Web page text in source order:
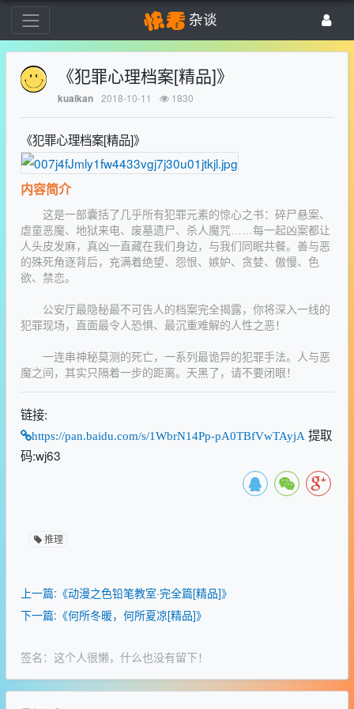
杂谈
《犯罪心理档案[精品]》
kuaikan 2018-10-11 1830
《犯罪心理档案[精品]》
内容简介
这是一部囊括了几乎所有犯罪元素的惊心之书：碎尸悬案、
虐童恶魔、地狱来电、废墓遗尸、杀人魔咒……每一起凶案都让
人头皮发麻，真凶一直藏在我们身边，与我们同眠共餐。善与恶
的殊死角逐背后，充满着绝望、怨恨、嫉妒、贪婪、傲慢、色
欲、禁恋。
公安厅最隐秘最不可告人的档案完全揭露，你将深入一线的
犯罪现场，直面最令人恐惧、最沉重难解的人性之恶！
一连串神秘莫测的死亡，一系列最诡异的犯罪手法。人与恶
魔之间，其实只隔着一步的距离。天黑了，请不要闭眼！
链接:
https://pan.baidu.com/s/1WbrN14Pp-pA0TBfVwTAyjA 提取
码:wj63
推理
上一篇:《动漫之色铅笔教室·完全篇[精品]》
下一篇:《何所冬暖，何所夏凉[精品]》
签名：这个人很懒，什么也没有留下！